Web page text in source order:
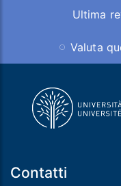
Ultima
Valuta
Contatti